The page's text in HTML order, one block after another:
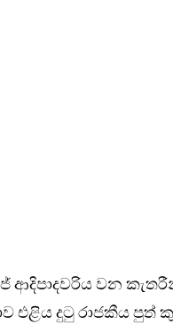
ආදිපාදවරිය වන
එළිය දුටු රාජකීය පුත්